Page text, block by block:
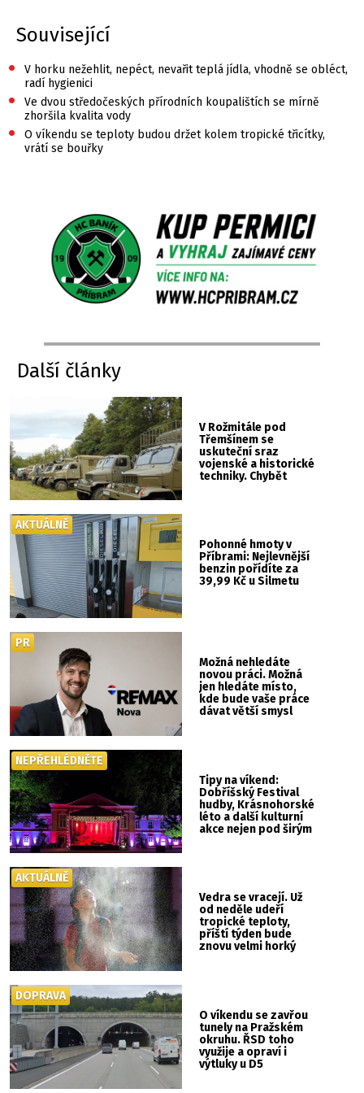
Související
•
V horku nežehlit, nepéct, nevařit teplá jídla, vhodně se obléct,
radí hygienici
•
Ve dvou středočeských přírodních koupalištích se mírně
zhoršila kvalita vody
•
O víkendu se teploty budou držet kolem tropické třicítky,
vrátí se bouřky
Další články
V Rožmitále pod
Třemšínem se
uskuteční sraz
vojenské a historické
techniky. Chybět
Pohonné hmoty v
Příbrami: Nejlevnější
benzin pořídíte za
39,99 Kč u Silmetu
AKTUÁLNĚ
Možná nehledáte
novou práci. Možná
jen hledáte místo,
kde bude vaše práce
dávat větší smysl
PR
Tipy na víkend:
Dobříšský Festival
hudby, Krásnohorské
léto a další kulturní
akce nejen pod širým
NEPŘEHLÉDNĚTE
Vedra se vracejí. Už
od neděle udeří
tropické teploty,
příští týden bude
znovu velmi horký
AKTUÁLNĚ
O víkendu se zavřou
tunely na Pražském
okruhu. ŘSD toho
využije a opraví i
výtluky u D5
DOPRAVA